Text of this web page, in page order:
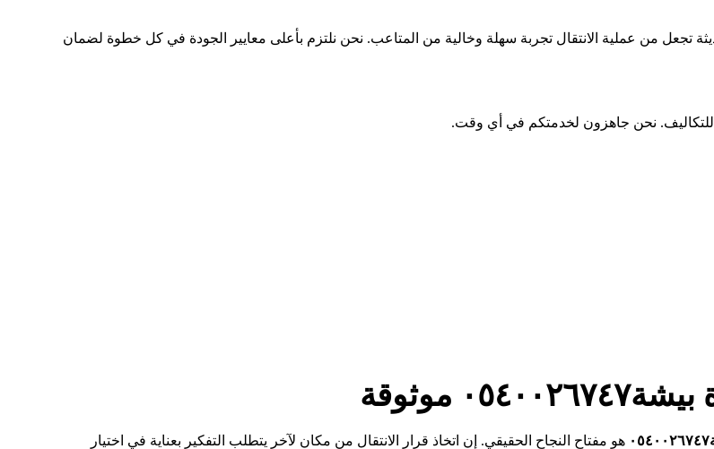
تجعل من عملية الانتقال تجربة سهلة وخالية من المتاعب. نحن نلتزم بأعلى معايير الجودة في كل خطوة لضمان
للتكاليف. نحن جاهزون لخدمتكم في أي وقت.
موثوقة
هو مفتاح النجاح الحقيقي. إن اتخاذ قرار الانتقال من مكان لآخر يتطلب التفكير بعناية في اختيار